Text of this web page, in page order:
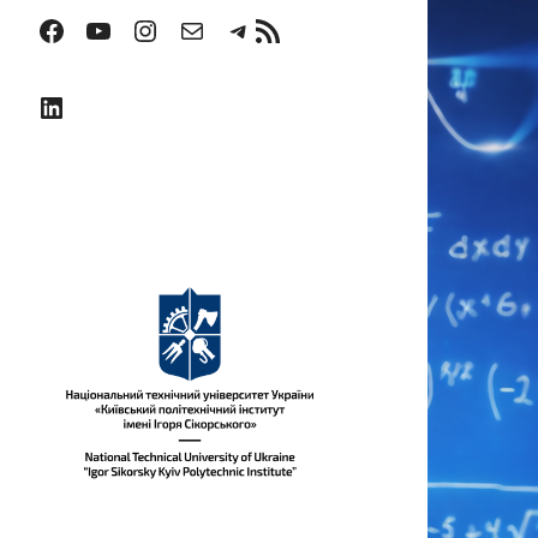
Facebook
YouTube
Instagram
ПоштаTelegram
RSS Канал
LinkedIn